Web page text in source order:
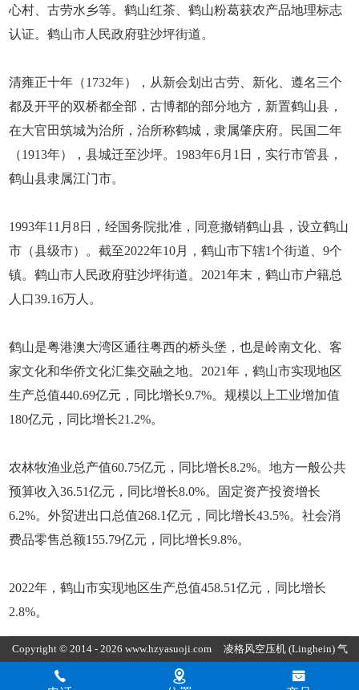
心村、古劳水乡等。鹤山红茶、鹤山粉葛获农产品地理标志
认证。鹤山市人民政府驻沙坪街道。
清雍正十年（1732年），从新会划出古劳、新化、遵名三个
都及开平的双桥都全部，古博都的部分地方，新置鹤山县，
在大官田筑城为治所，治所称鹤城，隶属肇庆府。民国二年
（1913年），县城迁至沙坪。1983年6月1日，实行市管县，
鹤山县隶属江门市。
1993年11月8日，经国务院批准，同意撤销鹤山县，设立鹤山
市（县级市）。截至2022年10月，鹤山市下辖1个街道、9个
镇。鹤山市人民政府驻沙坪街道。2021年末，鹤山市户籍总
人口39.16万人。
鹤山是粤港澳大湾区通往粤西的桥头堡，也是岭南文化、客
家文化和华侨文化汇集交融之地。2021年，鹤山市实现地区
生产总值440.69亿元，同比增长9.7%。规模以上工业增加值
180亿元，同比增长21.2%。
农林牧渔业总产值60.75亿元，同比增长8.2%。地方一般公共
预算收入36.51亿元，同比增长8.0%。固定资产投资增长
6.2%。外贸进出口总值268.1亿元，同比增长43.5%。社会消
费品零售总额155.79亿元，同比增长9.8%。
2022年，鹤山市实现地区生产总值458.51亿元，同比增长
2.8%。
Copyright © 2014 - 2026 www.hzyasuoji.com 凌格风空压机 (Linghein) 气
胜智能装备（深圳）有限公司版权所有
粤ICP备2021072975号